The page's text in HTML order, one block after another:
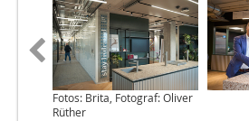
Fotos: Brita, Fotograf: Oliver
Rüther